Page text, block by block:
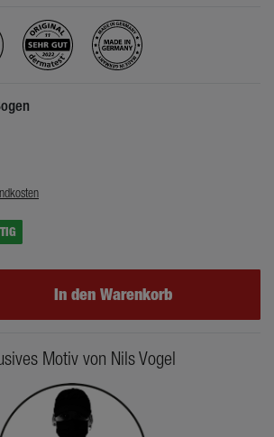
In den Warenkorb
Motiv von Nils Vogel